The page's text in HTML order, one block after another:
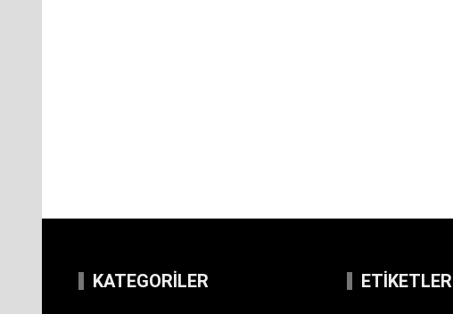
KATEGORILER ETIKETLER